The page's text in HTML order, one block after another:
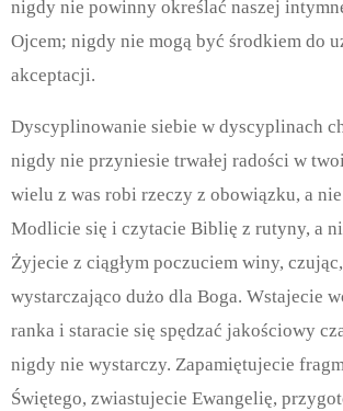
nigdy nie powinny określać naszej
Ojcem; nigdy nie mogą być środkiem do
akceptacji.
Dyscyplinowanie siebie w dyscyplinach
nigdy nie przyniesie trwałej radości w
wielu z was robi rzeczy z obowiązku, a
Modlicie się i czytacie Biblię z rutyny, a
Żyjecie z ciągłym poczuciem winy,
wystarczająco dużo dla Boga. Wstajecie
ranka i staracie się spędzać jakościowy
nigdy nie wystarczy. Zapamiętujecie
Świętego, zwiastujecie Ewangelię,